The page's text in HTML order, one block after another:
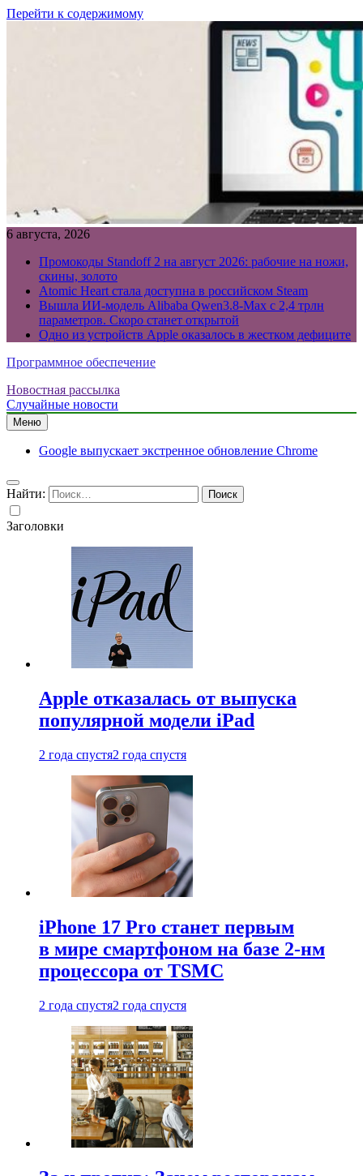
Перейти к содержимому
6 августа, 2026
Промокоды Standoff 2 на август 2026: рабочие на ножи,
скины, золото
Atomic Heart стала доступна в российском Steam
Вышла ИИ-модель Alibaba Qwen3.8-Max с 2,4 трлн
параметров. Скоро станет открытой
Одно из устройств Apple оказалось в жестком дефиците
Программное обеспечение
Новостная рассылка
Случайные новости
Меню
Google выпускает экстренное обновление Chrome
Найти:
Заголовки
Apple отказалась от выпуска
популярной модели iPad
2 года спустя2 года спустя
iPhone 17 Pro станет первым
в мире смартфоном на базе 2-нм
процессора от TSMC
2 года спустя2 года спустя